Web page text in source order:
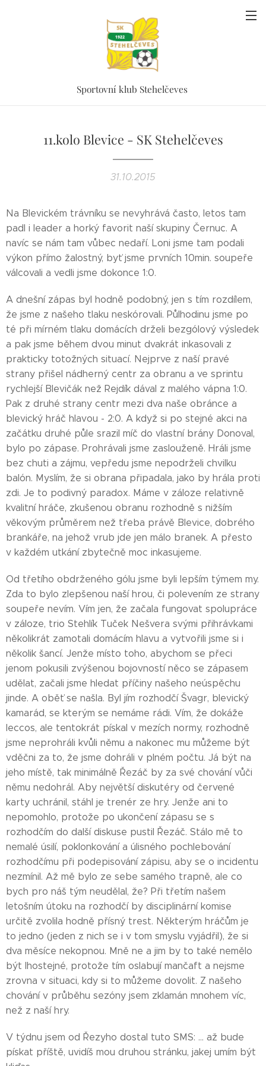
Sportovní klub Stehelčeves
11.kolo Blevice - SK Stehelčeves
31.10.2015
Na Blevickém trávníku se nevyhrává často, letos tam
padl i leader a horký favorit naší skupiny Černuc. A
navíc se nám tam vůbec nedaří. Loni jsme tam podali
výkon přímo žalostný, byť jsme prvních 10min. soupeře
válcovali a vedli jsme dokonce 1:0.
A dnešní zápas byl hodně podobný, jen s tím rozdílem,
že jsme z našeho tlaku neskórovali. Půlhodinu jsme po
té při mírném tlaku domácích drželi bezgólový výsledek
a pak jsme během dvou minut dvakrát inkasovali z
prakticky totožných situací. Nejprve z naší pravé
strany přišel nádherný centr za obranu a ve sprintu
rychlejší Blevičák než Rejdík dával z malého vápna 1:0.
Pak z druhé strany centr mezi dva naše obránce a
blevický hráč hlavou - 2:0. A když si po stejné akci na
začátku druhé půle srazil míč do vlastní brány Donoval,
bylo po zápase. Prohrávali jsme zaslouženě. Hráli jsme
bez chuti a zájmu, vepředu jsme nepodrželi chvilku
balón. Myslím, že si obrana připadala, jako by hrála proti
zdi. Je to podivný paradox. Máme v záloze relativně
kvalitní hráče, zkušenou obranu rozhodně s nižším
věkovým průměrem než třeba právě Blevice, dobrého
brankáře, na jehož vrub jde jen málo branek. A přesto
v každém utkání zbytečně moc inkasujeme.
Od třetího obdrženého gólu jsme byli lepším týmem my.
Zda to bylo zlepšenou naší hrou, či polevením ze strany
soupeře nevím. Vím jen, že začala fungovat spolupráce
v záloze, trio Stehlík Tuček Nešvera svými přihrávkami
několikrát zamotali domácím hlavu a vytvořili jsme si i
několik šancí. Jenže místo toho, abychom se přeci
jenom pokusili zvýšenou bojovností něco se zápasem
udělat, začali jsme hledat příčiny našeho neúspěchu
jinde. A oběť se našla. Byl jím rozhodčí Švagr, blevický
kamarád, se kterým se nemáme rádi. Vím, že dokáže
leccos, ale tentokrát pískal v mezích normy, rozhodně
jsme neprohráli kvůli němu a nakonec mu můžeme být
vděčni za to, že jsme dohráli v plném počtu. Já být na
jeho místě, tak minimálně Řezáč by za své chování vůči
němu nedohrál. Aby největší diskutéry od červené
karty uchránil, stáhl je trenér ze hry. Jenže ani to
nepomohlo, protože po ukončení zápasu se s
rozhodčím do další diskuse pustil Řezáč. Stálo mě to
nemalé úsilí, poklonkování a úlisného pochlebování
rozhodčímu při podepisování zápisu, aby se o incidentu
nezmínil. Až mě bylo ze sebe samého trapně, ale co
bych pro náš tým neudělal, že? Při třetím našem
letošním útoku na rozhodčí by disciplinární komise
určitě zvolila hodně přísný trest. Některým hráčům je
to jedno (jeden z nich se i v tom smyslu vyjádřil), že si
dva měsíce nekopnou. Mně ne a jim by to také nemělo
být lhostejné, protože tím oslabují mančaft a nejsme
zrovna v situaci, kdy si to můžeme dovolit. Z našeho
chování v průběhu sezóny jsem zklamán mnohem víc,
než z naší hry.
V týdnu jsem od Řezyho dostal tuto SMS: ... až bude
pískat příště, uvidíš mou druhou stránku, jakej umím být